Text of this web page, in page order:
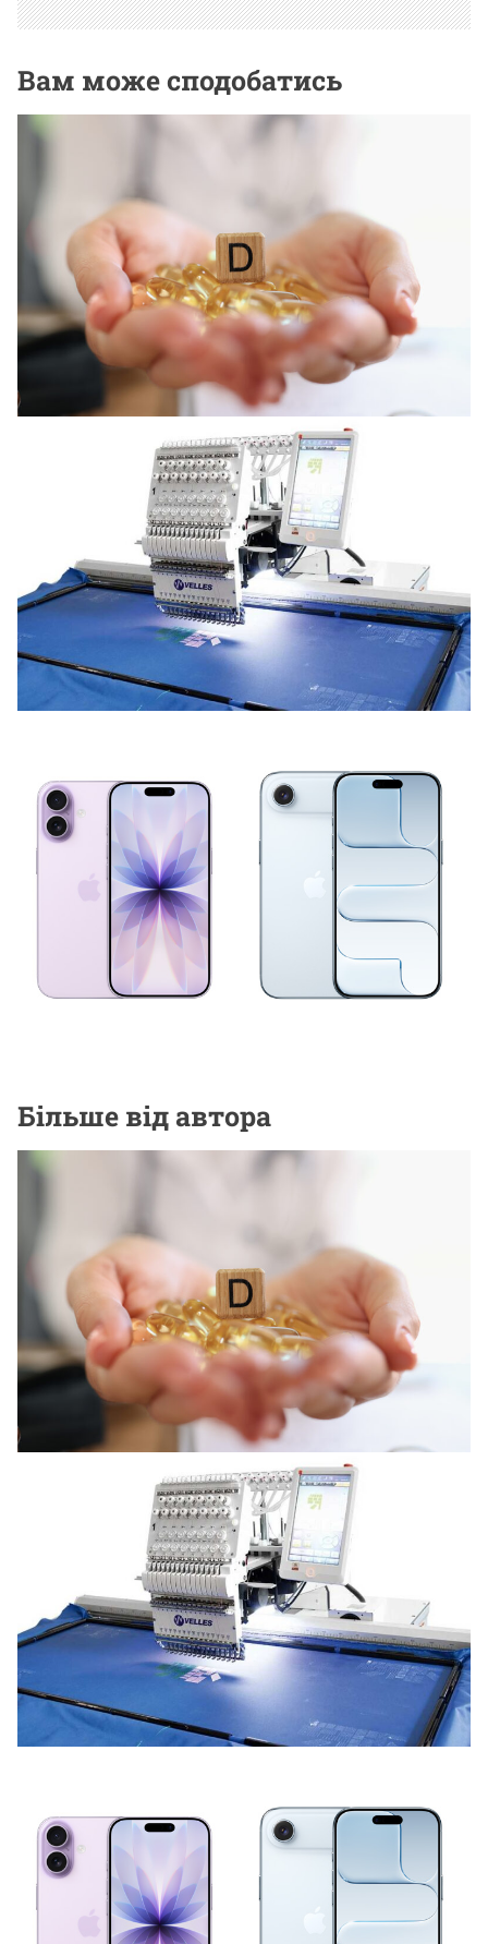
Вам може сподобатись
НОВИНИ ВІД КОМПАНІЙ
Для чего организму нужен витамин D3
12 Липня, 2026
НОВИНИ ВІД КОМПАНІЙ
Які програми підтримують вишивальні
машини?
12 Червня, 2026
НОВИНИ ВІД КОМПАНІЙ
Стоит ли покупать iPhone Air 17?
9 Червня, 2026
Більше від автора
НОВИНИ ВІД КОМПАНІЙ
Для чего организму нужен витамин D3
12 Липня, 2026
НОВИНИ ВІД КОМПАНІЙ
Які програми підтримують вишивальні
машини?
12 Червня, 2026